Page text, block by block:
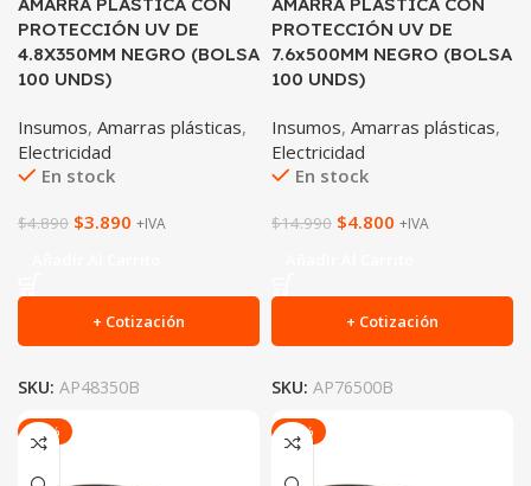
PROTECCIÓN UV DE
4.8X350MM NEGRO (BOLSA
100 UNDS)
Insumos, Amarras plásticas,
Electricidad
En stock
$4.890 $3.890 +IVA
+ Cotización
SKU: AP48350B
PROTECCIÓN UV DE
7.6x500MM NEGRO (BOLSA
100 UNDS)
Insumos, Amarras plásticas,
Electricidad
En stock
$14.990 $4.800 +IVA
+ Cotización
SKU: AP76500B
-37% -26%